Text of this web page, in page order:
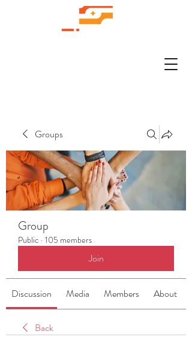
Groups
Group
Public · 105 members
Join
Discussion Media Members About
Back